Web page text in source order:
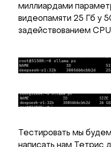
миллиардами
видеопамяти 25 Гб у
задействованием
Тестировать мы